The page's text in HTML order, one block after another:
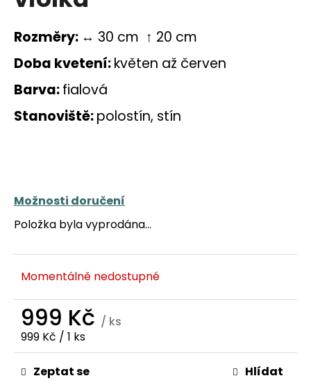
Rozměry: ↔ 30 cm ↑ 20 cm
Doba kvetení:květen až červen
Barva:fialová
Stanoviště:polostín, stín
Možnosti doručení
Položka byla vyprodána…
Momentálně nedostupné
999 Kč / ks
Měrná
cena:
999 Kč / 1 ks
Zeptat se Hlídat
j
í
t
?
D
p
u
u
e
m